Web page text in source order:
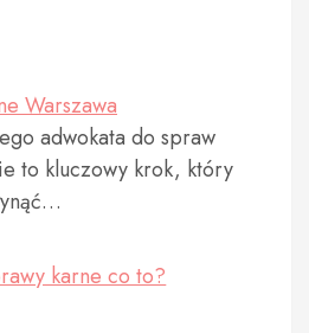
Warszawa
adwokata do spraw
to kluczowy krok, który
karne co to?